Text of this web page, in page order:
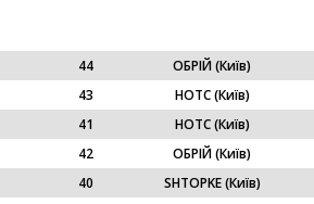
44
ОБРІЙ (Київ)
43
HOTC (Київ)
41
HOTC (Київ)
42
ОБРІЙ (Київ)
40 SHTOPKE (Київ)